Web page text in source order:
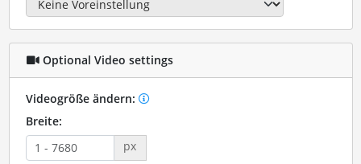
Optional Video settings
Videogröße ändern:
Breite:
px